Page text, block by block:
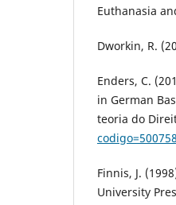
Euthanasia
Dworkin, R.
Enders, C.
in German
teoria do
Finnis, J.
University